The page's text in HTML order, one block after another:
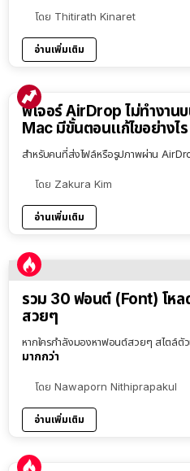
โดย Thitirath Kinaret
อ่านเพิ่มเติม
ฟีเจอร์ AirDrop ไม่ทำงาน
Mac มีขั้นตอนแก้ไขอย่างไร
สำหรับคนที่ส่งไฟล์หรือรูปภาพผ่าน
โดย Zakura Kim
อ่านเพิ่มเติม
รวม 30 ฟอนต์ (Font) โหล
สวยๆ
หากใครกำลังมองหาฟอนต์สวยๆ สไตล์ตั
มากกว่า
โดย Nawaporn Nithiprapakul
อ่านเพิ่มเติม